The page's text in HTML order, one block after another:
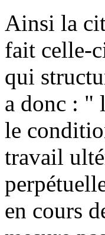
Ainsi la
fait celle-
qui
a donc : "
le
travail
en cours